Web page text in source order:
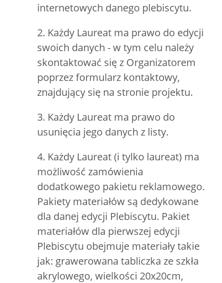
internetowych danego plebiscytu.
2. Każdy Laureat ma prawo do edycji
swoich danych - w tym celu należy
skontaktować się z Organizatorem
poprzez formularz kontaktowy,
znajdujący się na stronie projektu.
3. Każdy Laureat ma prawo do
usunięcia jego danych z listy.
4. Każdy Laureat (i tylko laureat) ma
możliwość zamówienia
dodatkowego pakietu reklamowego.
Pakiety materiałów są dedykowane
dla danej edycji Plebiscytu. Pakiet
materiałów dla pierwszej edycji
Plebiscytu obejmuje materiały takie
jak: grawerowana tabliczka ze szkła
akrylowego, wielkości 20x20cm,